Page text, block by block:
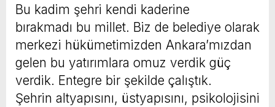
Bu kadim şehri kendi kaderine
bırakmadı bu millet. Biz de belediye olarak
merkezi hükümetimizden Ankara’mızdan
gelen bu yatırımlara omuz verdik güç
verdik. Entegre bir şekilde çalıştık.
Şehrin altyapısını, üstyapısını, psikolojisini